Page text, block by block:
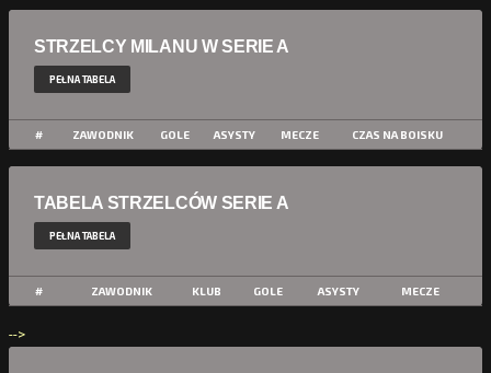
STRZELCY MILANU W SERIE A
PEŁNA TABELA
# ZAWODNIK GOLE ASYSTY MECZE CZAS NA BOISKU
TABELA STRZELCÓW SERIE A
PEŁNA TABELA
# ZAWODNIK KLUB GOLE ASYSTY MECZE
-->